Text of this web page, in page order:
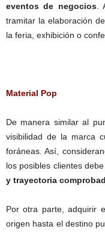
eventos de negocios.
tramitar la elaboración
la feria, exhibición o
Material Pop
De manera similar al
visibilidad de la marca
foráneas. Así,
los posibles clientes debe
y trayectoria
Por otra parte, adquirir
origen hasta el destino